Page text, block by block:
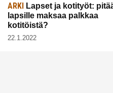
ARKI Lapset ja kotityöt:
lapsille maksaa palkkaa
kotitöistä?
22.1.2022